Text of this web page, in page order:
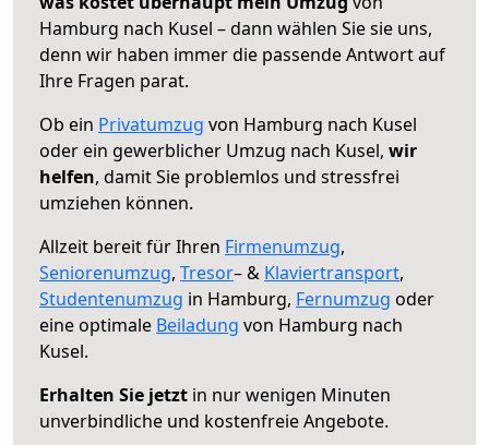
Hamburg nach Kusel – dann wählen Sie sie uns,
denn wir haben immer die passende Antwort auf
Ihre Fragen parat.
Ob ein Privatumzug von Hamburg nach Kusel
oder ein gewerblicher Umzug nach Kusel, wir
helfen, damit Sie problemlos und stressfrei
umziehen können.
Allzeit bereit für Ihren Firmenumzug,
Seniorenumzug, Tresor– & Klaviertransport,
Studentenumzug in Hamburg, Fernumzug oder
eine optimale Beiladung von Hamburg nach
Kusel.
Erhalten Sie jetzt in nur wenigen Minuten
unverbindliche und kostenfreie Angebote.